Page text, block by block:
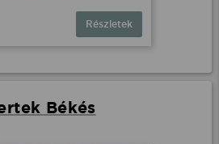
Részletek
Békés